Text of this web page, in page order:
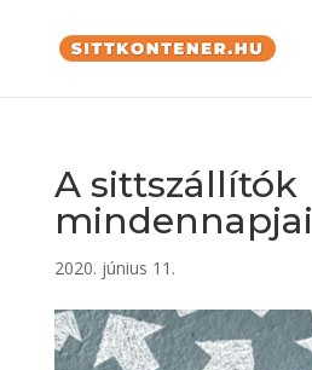
A sittszállítók
mindennapjai
2020. június 11.